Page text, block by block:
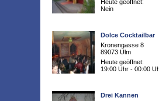
Heute geöffnet:
Nein
Dolce Cocktailbar
Kronengasse 8
89073 Ulm
Heute geöffnet:
19:00 Uhr - 00:00
Drei Kannen